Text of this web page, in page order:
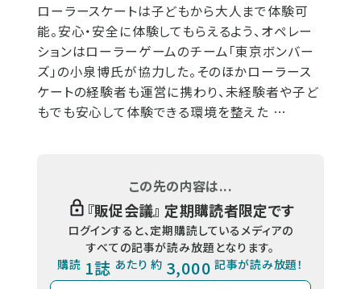
ローラースケートは子どもから大人まで体験可
能。安心・安全に体験してもらえるよう、オペレー
ションはローラーゲームのチーム「東京ボンバー
ズ」の小泉博氏が協力した。そのほかローラース
ケートの経験者も運営に携わり、未経験者や子ど
もでも安心して体験できる環境を整えた …
この先の内容は...
『販促会議』 定期購読者限定です
ログインすると、定期購読しているメディアの
すべての記事が読み放題となります。
購読 1誌 あたり 約 3,000 記事が読み放題！